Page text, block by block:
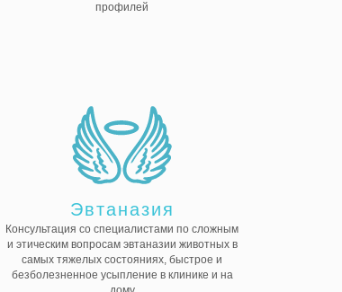
профилей
Эвтаназия
Консультация со специалистами по сложным
и этическим вопросам эвтаназии животных в
самых тяжелых состояниях, быстрое и
безболезненное усыпление в клинике и на